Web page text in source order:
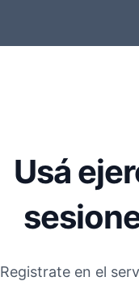
Usá
Registrate en el